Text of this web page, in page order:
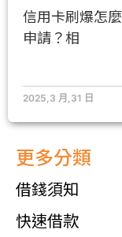
更多分類
借錢須知
快速借款
信用卡刷爆怎
申請？相
2025,3 月,31 日